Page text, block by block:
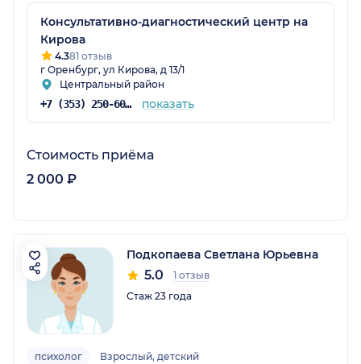
Консультативно-диагностический центр на
Кирова
4.381 отзыв
г Оренбург, ул Кирова, д 13/1
Центральный район
+7 (353) 250-60-60 показать
Стоимость приёма
2 000 ₽
Подкопаева Светлана Юрьевна
5.0
1 отзыв
Стаж 23 года
психолог Взрослый, детский